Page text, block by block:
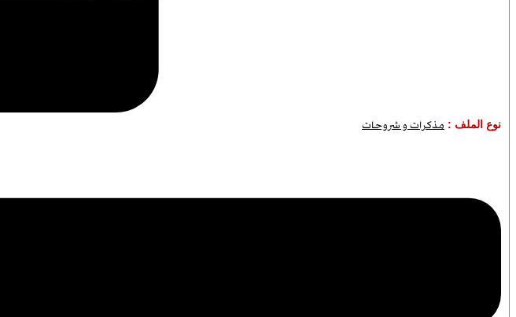
نوع الملف : مذكرات و شروحات